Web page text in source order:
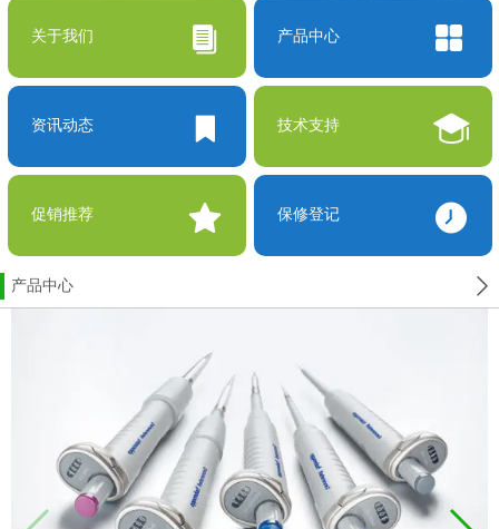
关于我们 产品中心
资讯动态 技术支持
促销推荐 保修登记
产品中心